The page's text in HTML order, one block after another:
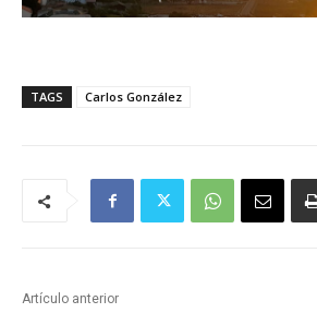
TAGS Carlos González
Artículo anterior